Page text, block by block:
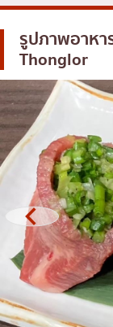
ปู
โอโคโนมิยากิ/
ด้ง (ข้าวหน้าต่า
บุฟเฟต์
มิชลิน
สเต็ก
ของทอดเสียบ
หม้อไฟญี่ปุ่น
ของย่างเสียบไ
ร้านอาหารญี่ปุ่
ทาโกะยากิ
ชิดลม
บางนา
อุดมสุข
ศรีราชา
ไอคอนสยาม
เซ็นทรัลเวิลด์
นนทบุรี
เชียงใหม่
ลาดพร้าว
สมุทรปราการ
รูปภาพอาหา
Thonglor